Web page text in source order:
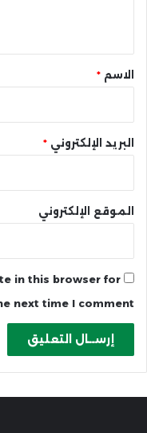
* الاسم *
البريد الإلكتروني *
الموقع الإلكتروني
in this browser for
next time I comment.